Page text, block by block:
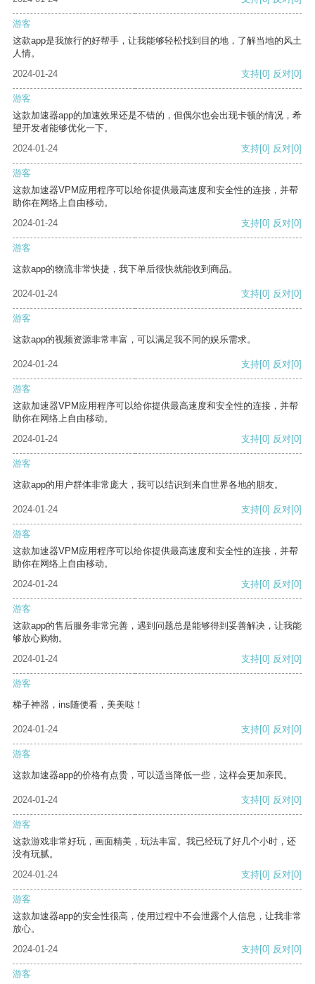
游客
这款app是我旅行的好帮手，让我能够轻松找到目的地，了解当地的风土
人情。
2024-01-24
支持[0] 反对[0]
游客
这款加速器app的加速效果还是不错的，但偶尔也会出现卡顿的情况，希
望开发者能够优化一下。
2024-01-24
支持[0] 反对[0]
游客
这款加速器VPM应用程序可以给你提供最高速度和安全性的连接，并帮
助你在网络上自由移动。
2024-01-24
支持[0] 反对[0]
游客
这款app的物流非常快捷，我下单后很快就能收到商品。
2024-01-24 支持[0] 反对[0]
游客
这款app的视频资源非常丰富，可以满足我不同的娱乐需求。
2024-01-24 支持[0] 反对[0]
游客
这款加速器VPM应用程序可以给你提供最高速度和安全性的连接，并帮
助你在网络上自由移动。
2024-01-24
支持[0] 反对[0]
游客
这款app的用户群体非常庞大，我可以结识到来自世界各地的朋友。
2024-01-24 支持[0] 反对[0]
游客
这款加速器VPM应用程序可以给你提供最高速度和安全性的连接，并帮
助你在网络上自由移动。
2024-01-24
支持[0] 反对[0]
游客
这款app的售后服务非常完善，遇到问题总是能够得到妥善解决，让我能
够放心购物。
2024-01-24
支持[0] 反对[0]
游客
梯子神器，ins随便看，美美哒！
2024-01-24 支持[0] 反对[0]
游客
这款加速器app的价格有点贵，可以适当降低一些，这样会更加亲民。
2024-01-24 支持[0] 反对[0]
游客
这款游戏非常好玩，画面精美，玩法丰富。我已经玩了好几个小时，还
没有玩腻。
2024-01-24
支持[0] 反对[0]
游客
这款加速器app的安全性很高，使用过程中不会泄露个人信息，让我非常
放心。
2024-01-24
支持[0] 反对[0]
游客